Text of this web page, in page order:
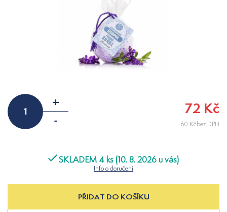
+
-
72 Kč
60 Kčbez DPH
SKLADEM 4 ks (10. 8. 2026 u vás)
Info o doručení
PŘIDAT DO KOŠÍKU